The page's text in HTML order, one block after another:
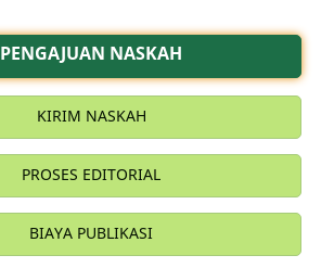
PENGAJUAN NASKAH
KIRIM NASKAH
PROSES EDITORIAL
BIAYA PUBLIKASI